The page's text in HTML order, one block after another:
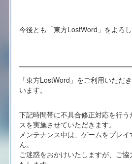
今後とも「東方LostWord」をよろし
「東方LostWord」をご利用いただ
います。
下記時間帯に不具合修正対応を行
スを実施させていただきます。
メンテナンス中は、ゲームをプレ
ん。
ご迷惑をおかけいたしますが、ご